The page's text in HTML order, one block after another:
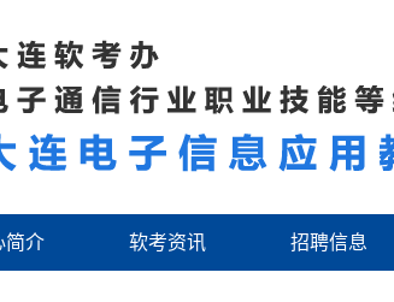
简介 软考资讯 招聘信息